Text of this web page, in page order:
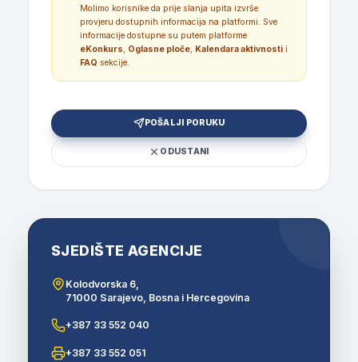
Molimo korisnike da prije slanja upita izvrše
provjeru dostupnih informacija na platformi. Sve
informacije dostupne su putem platforme
eKonkurs, Oglasne ploče, Kalendara aktivnosti i
FAQ sekcije.
POŠALJI PORUKU
ODUSTANI
SJEDIŠTE AGENCIJE
Kolodvorska 6,
71000 Sarajevo, Bosna i Hercegovina
+387 33 552 040
+387 33 552 051